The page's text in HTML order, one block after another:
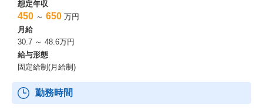
想定年収
450 ～ 650 万円
月給
30.7 ～ 48.6万円
給与形態
固定給制(月給制)
勤務時間